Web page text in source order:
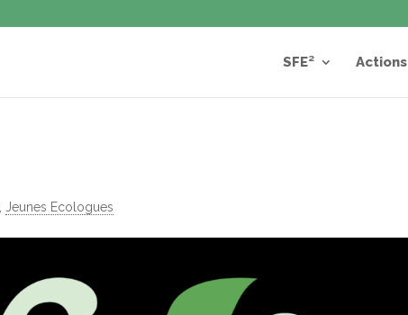
SFE² Actions
Jeunes Ecologues